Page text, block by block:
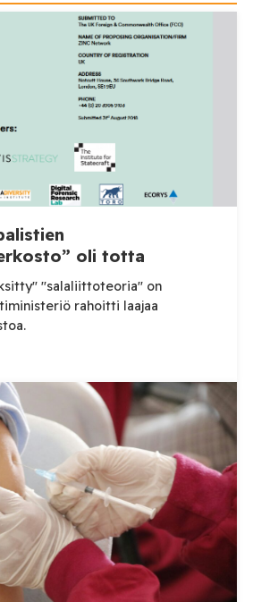
oli totta
"salaliittoteoria" on
rahoitti laajaa